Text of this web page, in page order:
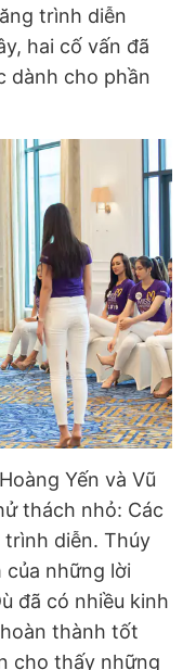
trình diễn
hai cố vấn đã
dành cho phần
Yến và Vũ
thách nhỏ: Các
diễn. Thúy
những lời
đã có nhiều kinh
thành tốt
cho thấy những